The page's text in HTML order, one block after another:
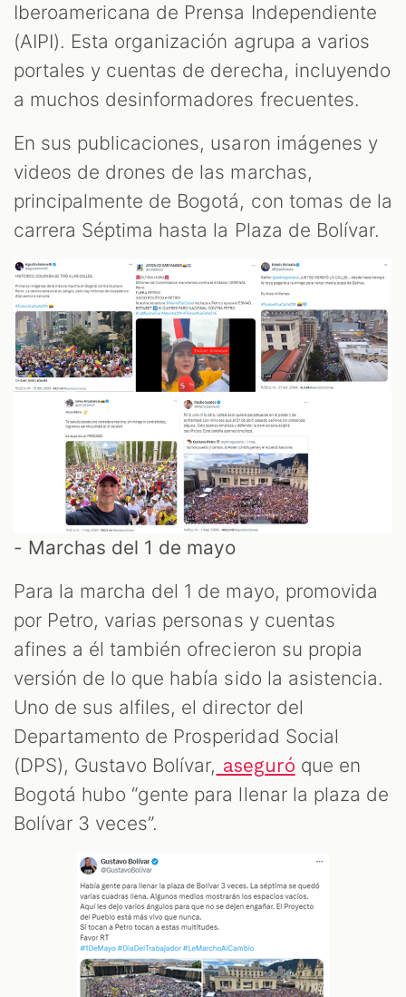
Iberoamericana de Prensa Independiente
(AIPI). Esta organización agrupa a varios
portales y cuentas de derecha, incluyendo
a muchos desinformadores frecuentes.
En sus publicaciones, usaron imágenes y
videos de drones de las marchas,
principalmente de Bogotá, con tomas de la
carrera Séptima hasta la Plaza de Bolívar.
- Marchas del 1 de mayo
Para la marcha del 1 de mayo, promovida
por Petro, varias personas y cuentas
afines a él también ofrecieron su propia
versión de lo que había sido la asistencia.
Uno de sus alfiles, el director del
Departamento de Prosperidad Social
(DPS), Gustavo Bolívar, aseguró que en
Bogotá hubo “gente para llenar la plaza de
Bolívar 3 veces”.